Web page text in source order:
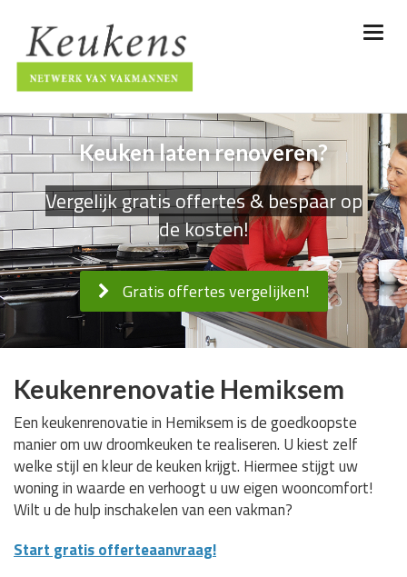
Keuken laten renoveren?
Vergelijk gratis offertes & bespaar op
de kosten!
Gratis offertes vergelijken!
Keukenrenovatie Hemiksem
Een keukenrenovatie in Hemiksem is de goedkoopste
manier om uw droomkeuken te realiseren. U kiest zelf
welke stijl en kleur de keuken krijgt. Hiermee stijgt uw
woning in waarde en verhoogt u uw eigen wooncomfort!
Wilt u de hulp inschakelen van een vakman?
Start gratis offerteaanvraag!